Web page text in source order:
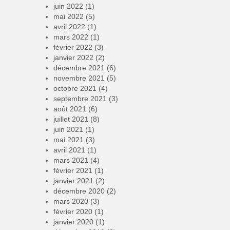
juin 2022 (1)
mai 2022 (5)
avril 2022 (1)
mars 2022 (1)
février 2022 (3)
janvier 2022 (2)
décembre 2021 (6)
novembre 2021 (5)
octobre 2021 (4)
septembre 2021 (3)
août 2021 (6)
juillet 2021 (8)
juin 2021 (1)
mai 2021 (3)
avril 2021 (1)
mars 2021 (4)
février 2021 (1)
janvier 2021 (2)
décembre 2020(2)
mars 2020(3)
février 2020(1)
janvier 2020(1)